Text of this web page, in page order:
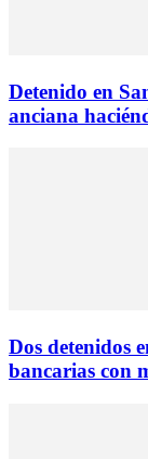
Detenido en
anciana
Dos detenidos
bancarias con